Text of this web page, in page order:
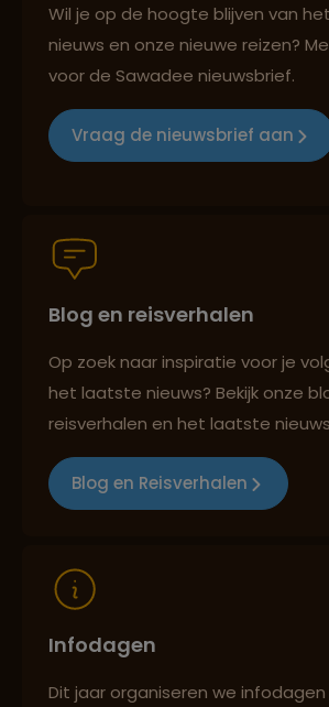
Reizen met oog voor mens,
Persoonlijk en deskundig
Best beoordeelde reisroutes
Wil je op de hoogte blijven van
nieuws en onze nieuwe reizen?
voor de Sawadee nieuwsbrief.
Vraag de nieuwsbrief aan
Blog en reisverhalen
Op zoek naar inspiratie voor je
het laatste nieuws? Bekijk onze
reisverhalen en het laatste
Blog en Reisverhalen
Infodagen
Dit jaar organiseren we